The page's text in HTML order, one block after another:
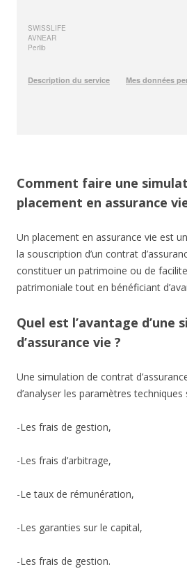
Comment faire une
placement en assurance
Un placement en assurance vie est
la souscription d’un contrat
constituer un patrimoine ou de
patrimoniale tout en bénéficiant
Quel est l’avantage d’une
d’assurance vie ?
Une simulation de contrat
d’analyser les paramètres techniques
-Les frais de gestion,
-Les frais d’arbitrage,
-Le taux de rémunération,
-Les garanties sur le capital,
-Les frais de gestion.